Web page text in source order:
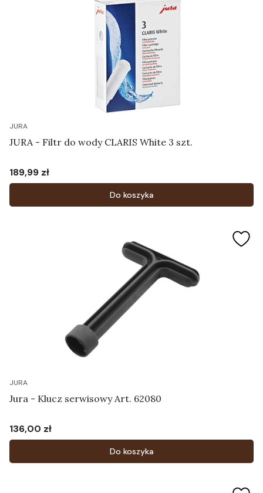
JURA
JURA - Filtr do wody CLARIS White 3 szt.
Cena
189,99 zł
Do koszyka
JURA
Jura - Klucz serwisowy Art. 62080
Cena
136,00 zł
Do koszyka